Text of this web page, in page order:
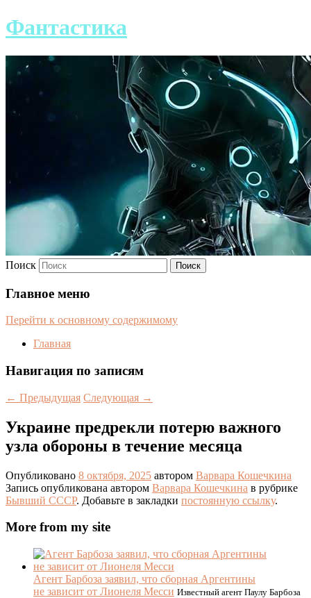
Фантастика
Поиск
Главное меню
Перейти к основному содержимому
Главная
Навигация по записям
← Предыдущая Следующая →
Украине предрекли потерю важного
узла обороны в течение месяца
Опубликовано 8 октября, 2025 автором Варвара Кошечкина
Запись опубликована автором Варвара Кошечкина в рубрике
Бывший СССР. Добавьте в закладки постоянную ссылку.
More from my site
Агент Барбоза заявил, что сборная Аргентины
не зависит от Лионеля Месси Известный агент Паулу Барбоза